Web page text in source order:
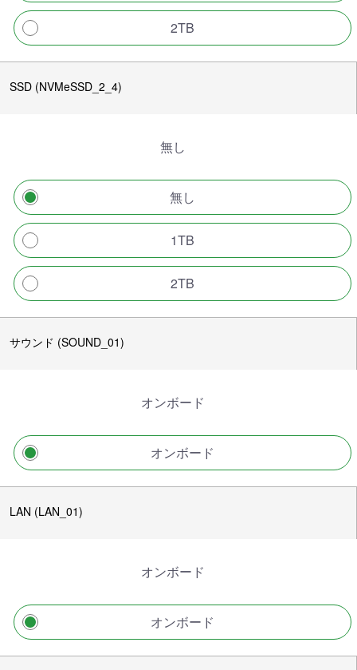
2TB
SSD (NVMeSSD_2_4)
無し
無し
1TB
2TB
サウンド (SOUND_01)
オンボード
オンボード
LAN (LAN_01)
オンボード
オンボード